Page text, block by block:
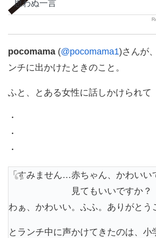
思わぬ一言
pocomama (@pocomama1)さんが
ンチに出かけたときのこと。
ふと、とある女性に話しかけられて
・
・
・
「すみません…赤ちゃん、かわいい
見てもいいですか？
わぁ、かわいい。ふふ。ありがとう
とランチ中に声かけてきたのは、小